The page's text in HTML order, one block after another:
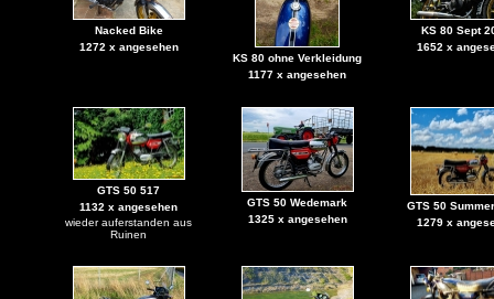
Nacked Bike
1272 x angesehen
KS 80 ohne Verkleidung
1177 x angesehen
KS 80 Sept
1652 x
GTS 50 517
1132 x angesehen
wieder auferstanden aus
Ruinen
GTS 50 Wedemark
1325 x angesehen
GTS 50
1279 x